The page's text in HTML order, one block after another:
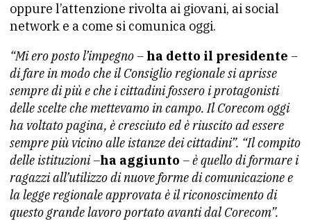
oppure l’attenzione rivolta ai giovani, ai social
network e a come si comunica oggi.
“Mi ero posto l’impegno – ha detto il presidente –
di fare in modo che il Consiglio regionale si aprisse
sempre di più e che i cittadini fossero i protagonisti
delle scelte che mettevamo in campo. Il Corecom oggi
ha voltato pagina, è cresciuto ed è riuscito ad essere
sempre più vicino alle istanze dei cittadini”. “Il compito
delle istituzioni –ha aggiunto – è quello di formare i
ragazzi all’utilizzo di nuove forme di comunicazione e
la legge regionale approvata è il riconoscimento di
questo grande lavoro portato avanti dal Corecom”.